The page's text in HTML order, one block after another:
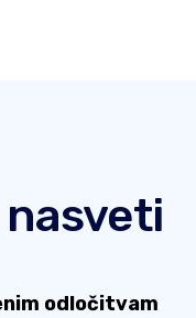
odločitvam